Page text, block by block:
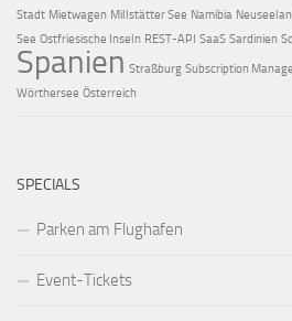
Stadt Mietwagen Millstätter See Namibia
See Ostfriesische Inseln REST-API SaaS Sardinien
Spanien Straßburg Subscription
Wörthersee Österreich
SPECIALS
Parken am Flughafen
Event-Tickets